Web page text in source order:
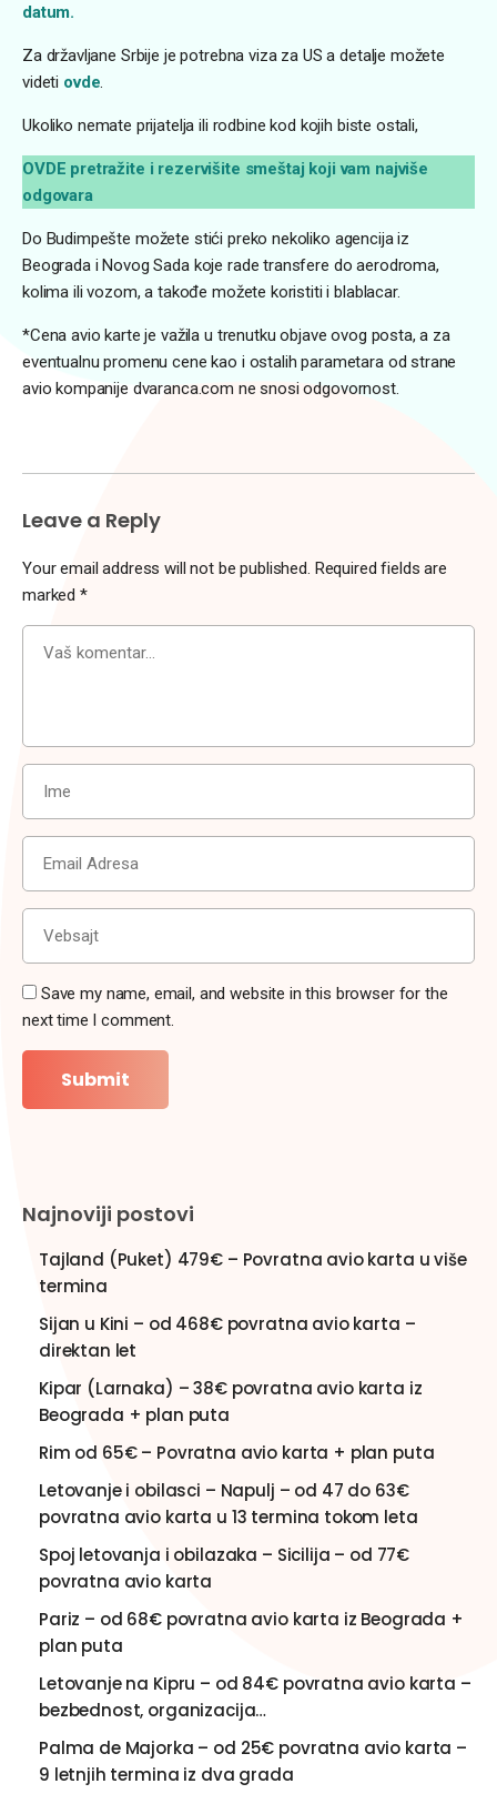
datum.
Za državljane Srbije je potrebna viza za US a detalje možete
videti ovde.
Ukoliko nemate prijatelja ili rodbine kod kojih biste ostali,
OVDE pretražite i rezervišite smeštaj koji vam najviše
odgovara
Do Budimpešte možete stići preko nekoliko agencija iz
Beograda i Novog Sada koje rade transfere do aerodroma,
kolima ili vozom, a takođe možete koristiti i blablacar.
*Cena avio karte je važila u trenutku objave ovog posta, a za
eventualnu promenu cene kao i ostalih parametara od strane
avio kompanije dvaranca.com ne snosi odgovornost.
Leave a Reply
Your email address will not be published. Required fields are
marked *
Save my name, email, and website in this browser for the
next time I comment.
Najnoviji postovi
Tajland (Puket) 479€ – Povratna avio karta u više
termina
Sijan u Kini – od 468€ povratna avio karta –
direktan let
Kipar (Larnaka) – 38€ povratna avio karta iz
Beograda + plan puta
Rim od 65€ – Povratna avio karta + plan puta
Letovanje i obilasci – Napulj – od 47 do 63€
povratna avio karta u 13 termina tokom leta
Spoj letovanja i obilazaka – Sicilija – od 77€
povratna avio karta
Pariz – od 68€ povratna avio karta iz Beograda +
plan puta
Letovanje na Kipru – od 84€ povratna avio karta –
bezbednost, organizacija…
Palma de Majorka – od 25€ povratna avio karta –
9 letnjih termina iz dva grada